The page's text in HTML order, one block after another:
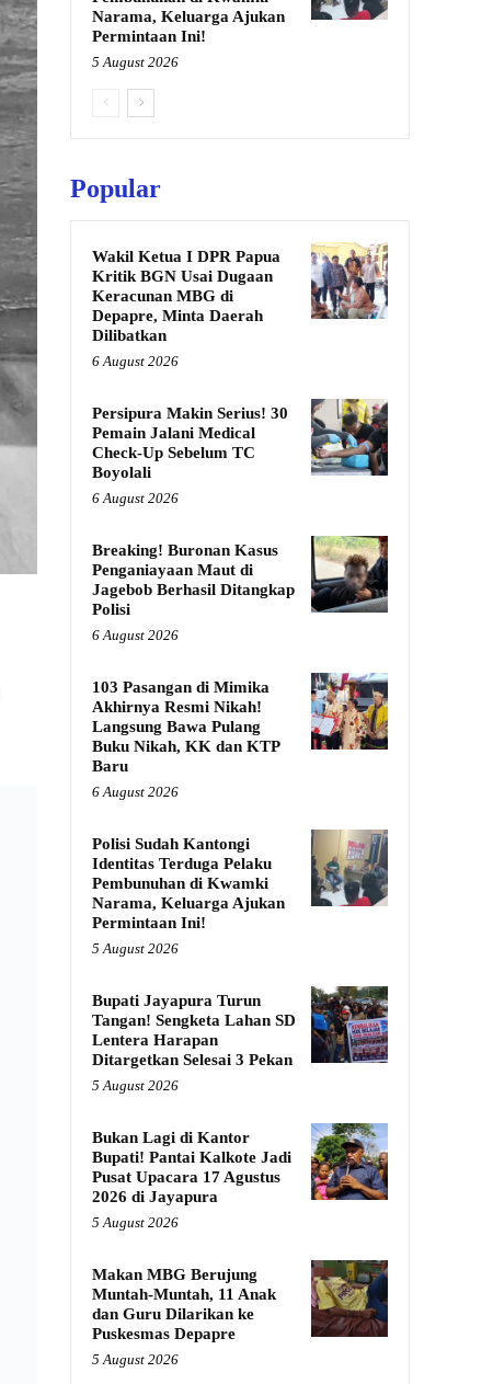
Narama, Keluarga Ajukan
Permintaan Ini!
5 August 2026
Popular
Wakil Ketua I DPR Papua
Kritik BGN Usai Dugaan
Keracunan MBG di
Depapre, Minta Daerah
Dilibatkan
6 August 2026
Persipura Makin Serius! 30
Pemain Jalani Medical
Check-Up Sebelum TC
Boyolali
6 August 2026
Breaking! Buronan Kasus
Penganiayaan Maut di
Jagebob Berhasil Ditangkap
Polisi
6 August 2026
103 Pasangan di Mimika
Akhirnya Resmi Nikah!
Langsung Bawa Pulang
Buku Nikah, KK dan KTP
Baru
6 August 2026
Polisi Sudah Kantongi
Identitas Terduga Pelaku
Pembunuhan di Kwamki
Narama, Keluarga Ajukan
Permintaan Ini!
5 August 2026
Bupati Jayapura Turun
Tangan! Sengketa Lahan SD
Lentera Harapan
Ditargetkan Selesai 3 Pekan
5 August 2026
Bukan Lagi di Kantor
Bupati! Pantai Kalkote Jadi
Pusat Upacara 17 Agustus
2026 di Jayapura
5 August 2026
Makan MBG Berujung
Muntah-Muntah, 11 Anak
dan Guru Dilarikan ke
Puskesmas Depapre
5 August 2026